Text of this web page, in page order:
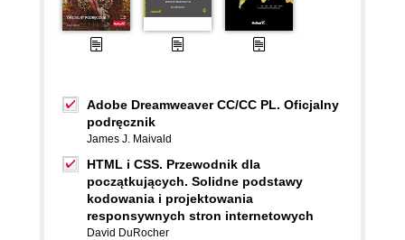
Adobe Dreamweaver CC/CC PL. Oficjalny
podręcznik
James J. Maivald
HTML i CSS. Przewodnik dla
początkujących. Solidne podstawy
kodowania i projektowania
responsywnych stron internetowych
David DuRocher